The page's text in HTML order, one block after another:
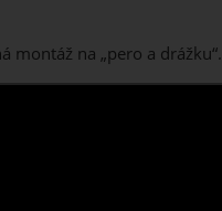
montáž na „pero a drážku“.